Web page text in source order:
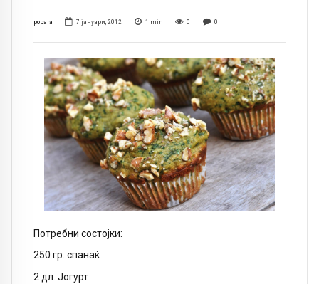
popara 7 јануари, 2012 1 min 0 0
Потребни состојки:
250 гр. спанаќ
2 дл. Јогурт